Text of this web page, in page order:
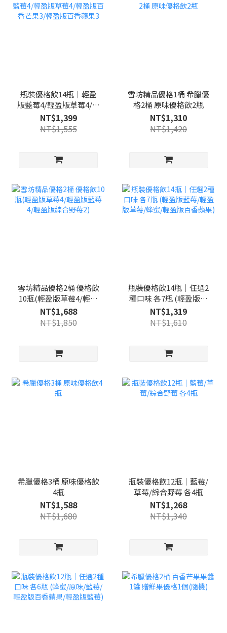
瓶裝優格飲14瓶｜輕盈
版藍莓4/輕盈版草莓4/輕
盈版百香芒果3/輕盈版百
香蘋果3
NT$1,399
NT$1,555
雪坊精品優格1桶 希臘優
格2桶 原味優格飲2瓶
NT$1,310
NT$1,420
雪坊精品優格2桶 優格飲
10瓶(輕盈版草莓4/輕盈
版藍莓4/輕盈版綜合野莓
2)
NT$1,688
NT$1,850
瓶裝優格飲14瓶｜任選2
種口味 各7瓶 (輕盈版藍
莓/輕盈版草莓/蜂蜜/輕
盈版百香蘋果)
NT$1,319
NT$1,610
希臘優格3桶 原味優格飲
4瓶
NT$1,588
NT$1,680
瓶裝優格飲12瓶｜藍莓/
草莓/綜合野莓 各4瓶
NT$1,268
NT$1,340